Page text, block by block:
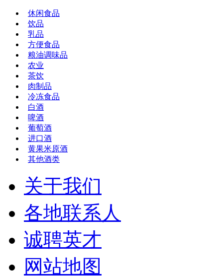
休闲食品
饮品
乳品
方便食品
粮油调味品
农业
茶饮
肉制品
冷冻食品
白酒
啤酒
葡萄酒
进口酒
黄果米原酒
其他酒类
关于我们
各地联系人
诚聘英才
网站地图